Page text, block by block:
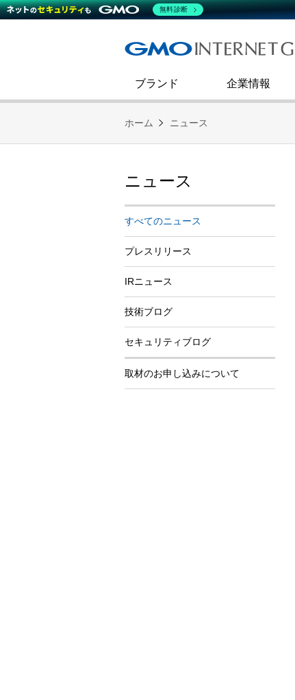
ブランド
企業情報
会社概要
技術ブログ
インターネットセキュリティ事
コミュニケーション
ダイバーシティ＆インクルー
熊谷正寿が語るグループ成長
財務・業績
第二新卒採用
ホーム ニュース
ニュース
すべてのニュース
プレスリリース
IRニュース
技術ブログ
セキュリティブログ
取材のお申し込みについて
無料診断